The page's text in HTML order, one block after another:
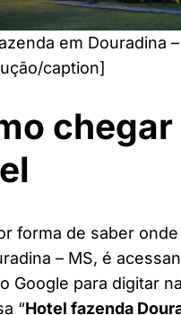
em Douradina
caption]
chegar
forma de saber
– MS, é
Google para digitar
“Hotel fazenda